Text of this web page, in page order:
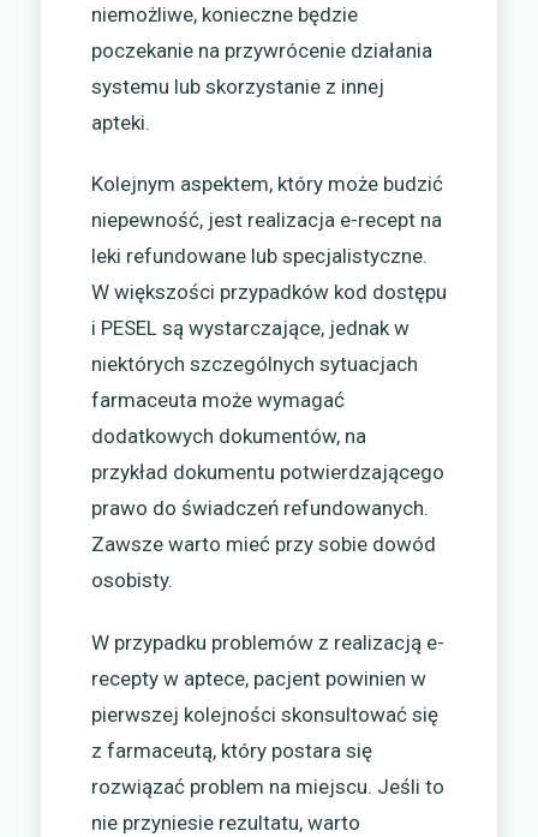
niemożliwe, konieczne będzie
poczekanie na przywrócenie działania
systemu lub skorzystanie z innej
apteki.
Kolejnym aspektem, który może budzić
niepewność, jest realizacja e-recept na
leki refundowane lub specjalistyczne.
W większości przypadków kod dostępu
i PESEL są wystarczające, jednak w
niektórych szczególnych sytuacjach
farmaceuta może wymagać
dodatkowych dokumentów, na
przykład dokumentu potwierdzającego
prawo do świadczeń refundowanych.
Zawsze warto mieć przy sobie dowód
osobisty.
W przypadku problemów z realizacją e-
recepty w aptece, pacjent powinien w
pierwszej kolejności skonsultować się
z farmaceutą, który postara się
rozwiązać problem na miejscu. Jeśli to
nie przyniesie rezultatu, warto